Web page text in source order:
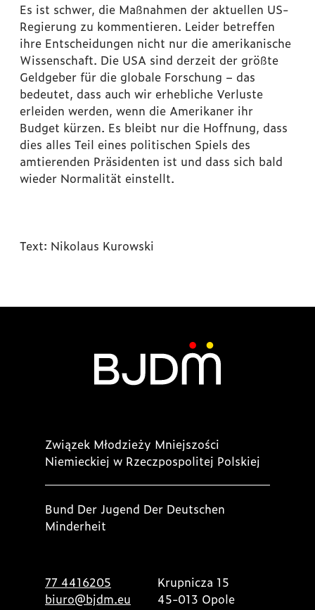
Es ist schwer, die Maßnahmen der aktuellen US-
Regierung zu kommentieren. Leider betreffen
ihre Entscheidungen nicht nur die amerikanische
Wissenschaft. Die USA sind derzeit der größte
Geldgeber für die globale Forschung – das
bedeutet, dass auch wir erhebliche Verluste
erleiden werden, wenn die Amerikaner ihr
Budget kürzen. Es bleibt nur die Hoffnung, dass
dies alles Teil eines politischen Spiels des
amtierenden Präsidenten ist und dass sich bald
wieder Normalität einstellt.
Text: Nikolaus Kurowski
Związek Młodzieży Mniejszości
Niemieckiej w Rzeczpospolitej Polskiej
Bund Der Jugend Der Deutschen
Minderheit
77 4416205
biuro@bjdm.eu
Krupnicza 15
45-013 Opole